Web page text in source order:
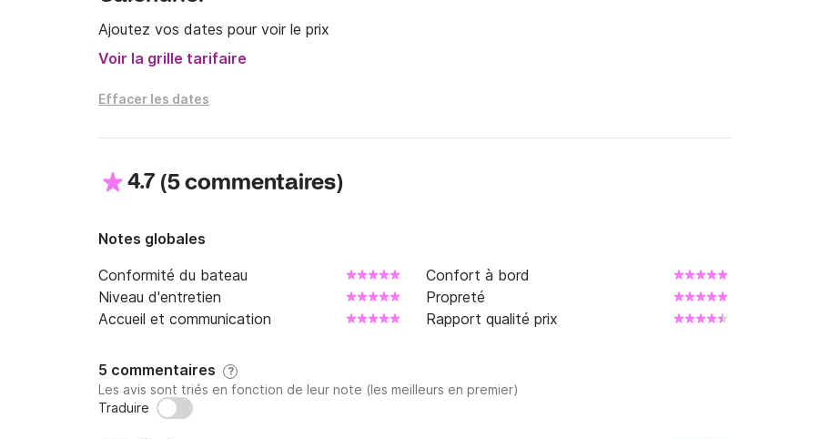
N'hésitez pas à me contacter au +39 566 34 ED 835 099 FF 53 EC 6A 44 FS 4334 pour
plus d'informations !
Ajoutez vos dates pour voir le prix
Voir la grille tarifaire
Effacer les dates
4.7 (5 commentaires)
Notes globales
Conformité du bateau
Confort à bord
Niveau d'entretien
Propreté
Accueil et communication
Rapport qualité prix
5 commentaires ?
Les avis sont triés en fonction de leur note (les meilleurs en premier)
Traduire